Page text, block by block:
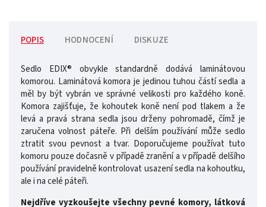
POPIS HODNOCENÍ DISKUZE
Sedlo EDIX® obvykle standardně dodává laminátovou
komorou. Laminátová komora je jedinou tuhou částí sedla a
měl by být vybrán ve správné velikosti pro každého koně.
Komora zajišťuje, že kohoutek koně není pod tlakem a že
levá a pravá strana sedla jsou drženy pohromadě, čímž je
zaručena volnost páteře. Při delším používání může sedlo
ztratit svou pevnost a tvar. Doporučujeme používat tuto
komoru pouze dočasně v případě zranění a v případě delšího
používání pravidelně kontrolovat usazení sedla na kohoutku,
ale i na celé páteři.
Nejdříve vyzkoušejte všechny pevné komory, látková